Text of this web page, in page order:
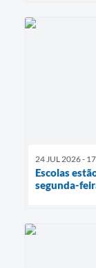
24 JUL 2026 -
Escolas
segunda-